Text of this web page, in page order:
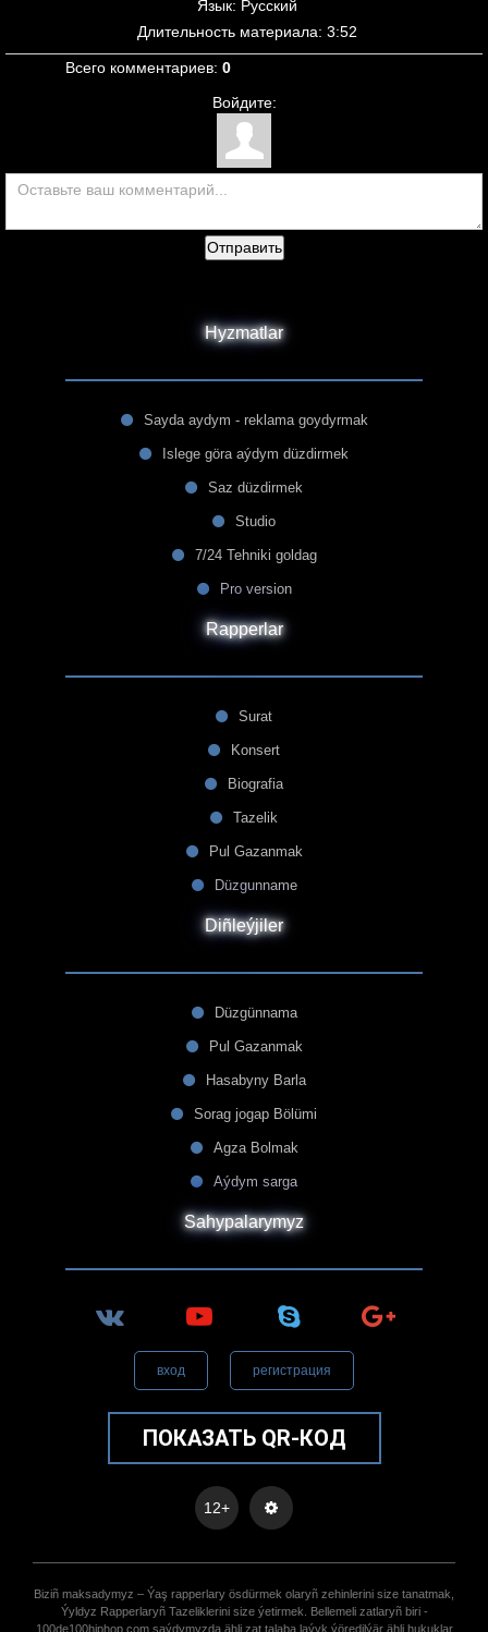
Язык: Русский
Длительность материала: 3:52
Всего комментариев: 0
Войдите:
Отправить
Hyzmatlar
Sayda aydym - reklama goydyrmak
Islege göra aýdym düzdirmek
Saz düzdirmek
Studio
7/24 Tehniki goldag
Pro version
Rapperlar
Surat
Konsert
Biografia
Tazelik
Pul Gazanmak
Düzgunname
Diñleýjiler
Düzgünnama
Pul Gazanmak
Hasabyny Barla
Sorag jogap Bölümi
Agza Bolmak
Aýdym sarga
Sahypalarymyz
вход регистрация
ПОКАЗАТЬ QR-КОД
12+
Biziñ maksadymyz – Ýaş rapperlary ösdürmek olaryñ zehinlerini size tanatmak,
Ýyldyz Rapperlaryñ Tazeliklerini size ýetirmek. Bellemeli zatlaryñ biri -
100de100hiphop.com saýdymyzda ähli zat talaba laýyk ýöredilýär ähli hukuklar